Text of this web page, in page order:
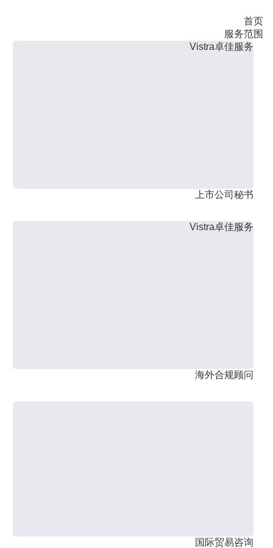
首页
服务范围
Vistra卓佳服务
上市公司秘书
Vistra卓佳服务
海外合规顾问
国际贸易咨询